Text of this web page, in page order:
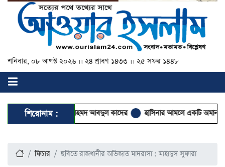
শনিবার, ০৮ আগস্ট ২০২৬ ।। ২৪ শ্রাবণ ১৪৩৩ ।। ২৫ সফর ১৪৪৮
শিরোনাম :
কাদের হাসিনার আমলে একটি অমানবিক রাষ্ট্র প্রতিষ্ঠিত হয়েছিল: চিফ
ফিচার ছবিতে রাজধানীর অভিজাত মাদরাসা : মাহাদুস সুফারা